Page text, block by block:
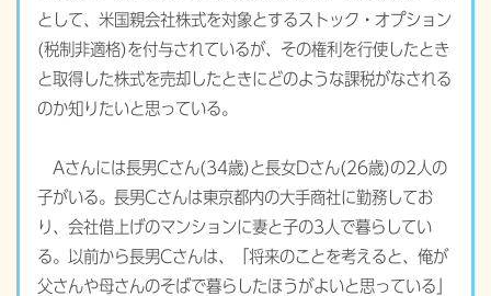
として、米国親会社株式を対象とするストック・オプション
(税制非適格)を付与されているが、その権利を行使したとき
と取得した株式を売却したときにどのような課税がなされる
のか知りたいと思っている。
Aさんには長男Cさん(34歳)と長女Dさん(26歳)の2人の
子がいる。長男Cさんは東京都内の大手商社に勤務してお
り、会社借上げのマンションに妻と子の3人で暮らしてい
る。以前から長男Cさんは、「将来のことを考えると、俺が
父さんや母さんのそばで暮らしたほうがよいと思っている」